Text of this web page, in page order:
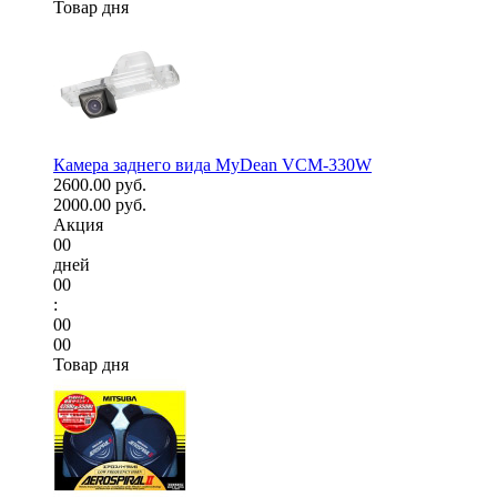
Товар дня
Камера заднего вида MyDean VCM-330W
2600.00 руб.
2000.00 руб.
Акция
00
дней
00
:
00
00
Товар дня